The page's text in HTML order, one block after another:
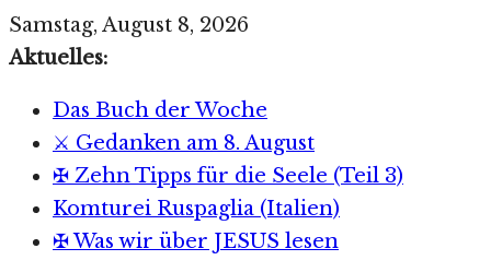
Zum
Inhalt
Samstag, August 8, 2026
Aktuelles:
Das Buch der Woche
⚔️ Gedanken am 8. August
✠ Zehn Tipps für die Seele (Teil 3)
Komturei Ruspaglia (Italien)
✠ Was wir über JESUS lesen